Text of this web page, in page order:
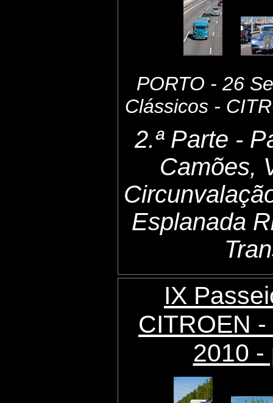
PORTO - 26
Clássicos -
2.ª Parte -
Camões,
Esplanada
IX
CITROEN
2010 -